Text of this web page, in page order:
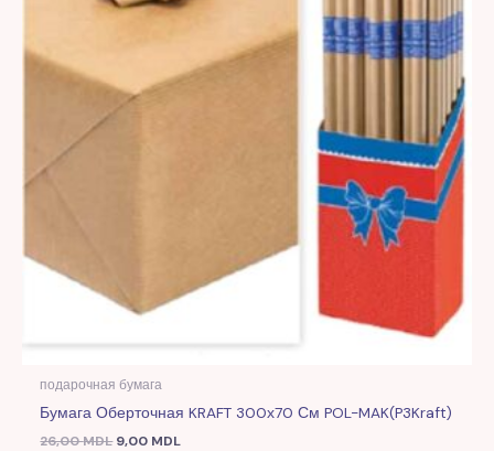
подарочная бумага
Бумага Оберточная KRAFT 300х70 См POL-MAK(P3Kraft)
26,00MDL 9,00 MDL